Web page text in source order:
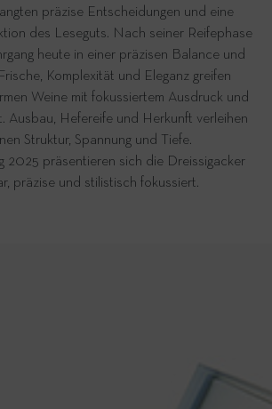
präzise Entscheidungen und eine
des Leseguts. Nach seiner Reifephase
heute in einer präzisen Balance und
Komplexität und Eleganz greifen
Weine mit fokussiertem Ausdruck und
Ausbau, Hefereife und Herkunft verleihen
Struktur, Spannung und Tiefe.
2025 präsentieren sich die Dreissigacker
präzise und stilistisch fokussiert.